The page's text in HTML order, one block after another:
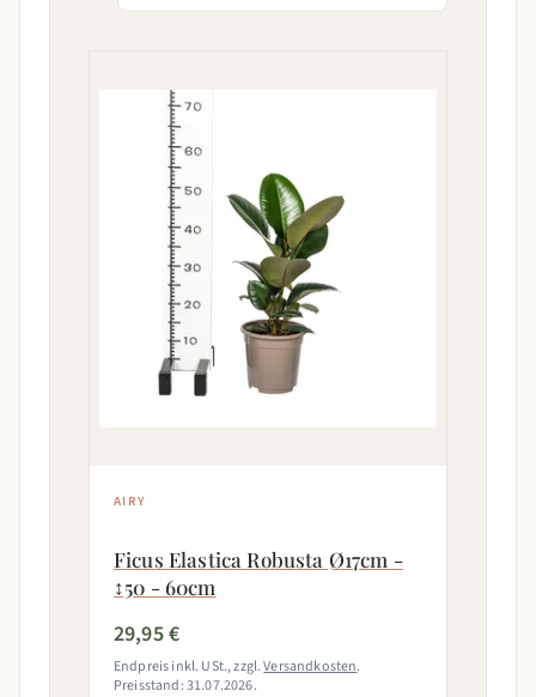
AIRY
Ficus Elastica Robusta Ø17cm -
↕50 - 60cm
29,95 €
Endpreis inkl. USt., zzgl.Versandkosten.
Preisstand: 31.07.2026.